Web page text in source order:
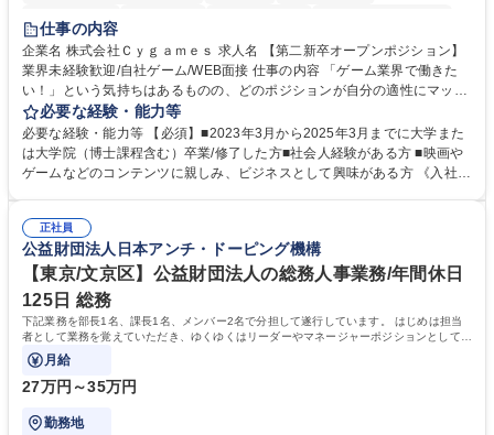
住宅手当あり
交通費支給
土日祝休み 服装自由 昼食補助あり
第二新卒歓迎
食事補助あり
仕事の内容
企業名 株式会社Ｃｙｇａｍｅｓ 求人名 【第二新卒オープンポジション】
業界未経験歓迎/自社ゲーム/WEB面接 仕事の内容 「ゲーム業界で働きた
い！」という気持ちはあるものの、どのポジションが自分の適性にマッチ
しているか悩んでいる方が対象となります！ 総合職（プランナー/データ
アナリストなど）、技術職（開発エンジニ ア/インフラエンジニアな
ど）、デザイン職（デザイナー/イラストレ ーターなど）等から、面接で
ご希望と適正にマッチしたポジションをご案内いたします。ゲームやエン
のご応募をお待ちしております。 募集職種 【第二新卒オープンポジショ
ン】業界未経験歓迎/自社ゲーム/WEB面接
必要な経験・能力等
必要な経験・能力等 【必須】■2023年3月から2025年3月までに大学また
は大学院（博士課程含む）卒業/修了した方■社会人経験がある方 ■映画や
ゲームなどのコンテンツに親しみ、ビジネスとして興味がある方 《入社実
正社員
公益財団法人日本アンチ・ドーピング機構
【東京/文京区】公益財団法人の総務人事業務/年間休日
125日 総務
下記業務を部長1名、課長1名、メンバー2名で分担して遂行しています。 はじめは担当
者として業務を覚えていただき、ゆくゆくはリーダーやマネージャーポジションとして活
躍いただくことを期待しています。
月給
27万円～35万円
勤務地